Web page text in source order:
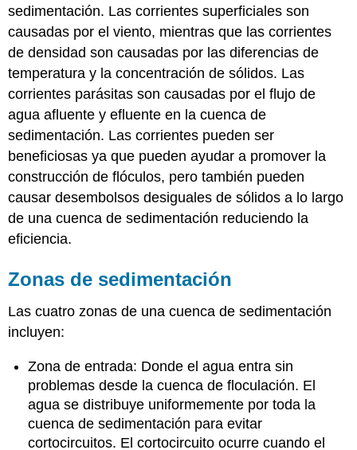
sedimentación. Las corrientes superficiales son
causadas por el viento, mientras que las corrientes
de densidad son causadas por las diferencias de
temperatura y la concentración de sólidos. Las
corrientes parásitas son causadas por el flujo de
agua afluente y efluente en la cuenca de
sedimentación. Las corrientes pueden ser
beneficiosas ya que pueden ayudar a promover la
construcción de flóculos, pero también pueden
causar desembolsos desiguales de sólidos a lo largo
de una cuenca de sedimentación reduciendo la
eficiencia.
Zonas de sedimentación
Las cuatro zonas de una cuenca de sedimentación
incluyen:
Zona de entrada: Donde el agua entra sin
problemas desde la cuenca de floculación. El
agua se distribuye uniformemente por toda la
cuenca de sedimentación para evitar
cortocircuitos. El cortocircuito ocurre cuando el